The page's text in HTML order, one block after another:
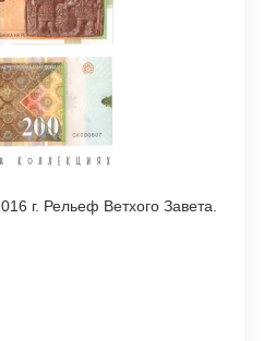
г. Рельеф Ветхого Завета.